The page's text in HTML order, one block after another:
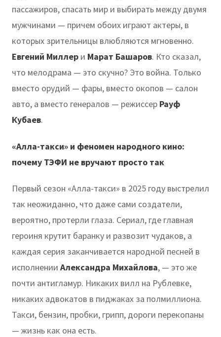
пассажиров, спасать мир и выбирать между двумя
мужчинами — причем обоих играют актеры, в
которых зрительницы влюбляются мгновенно.
Евгений Миллер и Марат Башаров. Кто сказал,
что мелодрама — это скучно? Это война. Только
вместо орудий — фары, вместо окопов — салон
авто, а вместо генералов — режиссер Рауф
Кубаев.
«Алла-такси» и феномен народного кино:
почему ТЭФИ не вручают просто так
Первый сезон «Алла-такси» в 2025 году выстрелил
так неожиданно, что даже сами создатели,
вероятно, протерли глаза. Сериал, где главная
героиня крутит баранку и развозит чудаков, а
каждая серия заканчивается народной песней в
исполнении Александра Михайлова, — это же
почти антигламур. Никаких вилл на Рублевке,
никаких адвокатов в пиджаках за полмиллиона.
Такси, бензин, пробки, грипп, дороги перекопаны
— жизнь как она есть.